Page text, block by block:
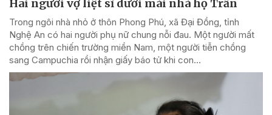
Hai người vợ liệt sĩ dưới mái nhà họ Trần
Trong ngôi nhà nhỏ ở thôn Phong Phú, xã Đại Đồng, tỉnh
Nghệ An có hai người phụ nữ chung nỗi đau. Một người mất
chồng trên chiến trường miền Nam, một người tiễn chồng
sang Campuchia rồi nhận giấy báo tử khi con...